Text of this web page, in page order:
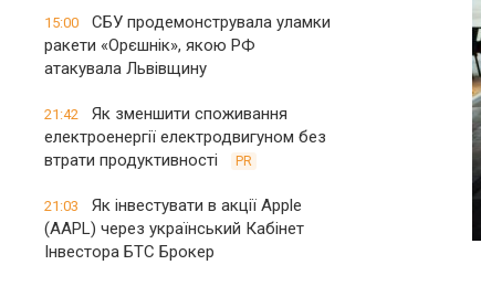
15:00
СБУ продемонструвала уламки
ракети «Орєшнік», якою РФ
атакувала Львівщину
21:42
Як зменшити споживання
електроенергії електродвигуном без
втрати продуктивності
PR
21:03
Як інвестувати в акції Apple
(AAPL) через український Кабінет
Інвестора БТС Брокер